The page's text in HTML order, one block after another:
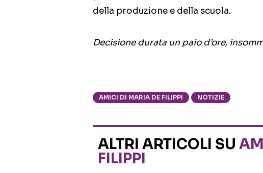
della produzione e della scuola.
Decisione durata un paio d’ore,
AMICI DI MARIA DE FILIPPI NOTIZIE
ALTRI ARTICOLI SU
FILIPPI